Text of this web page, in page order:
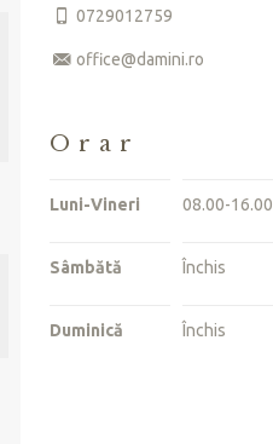
0729012759
office@damini.ro
Orar
Luni-Vineri 08.00-16.00
Sâmbătă Închis
Duminică Închis